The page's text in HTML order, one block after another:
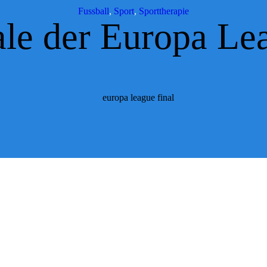
Fussball, Sport, Sporttherapie
der Europa